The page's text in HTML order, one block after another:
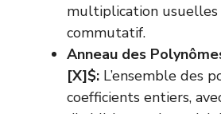
multiplication usuelles
commutatif.
Anneau des
[X]$: L’ensemble des
coefficients entiers,